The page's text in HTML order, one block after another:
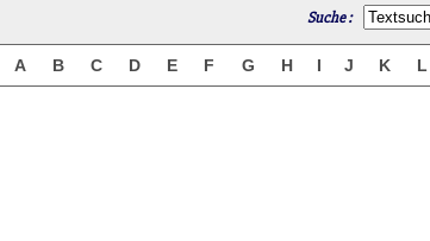
Suche :
A B C D E F G H I J K L